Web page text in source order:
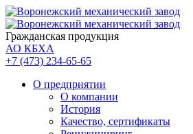
Гражданская продукция
АО КБХА
+7 (473) 234-65-65
О предприятии
О компании
История
Качество, сертификаты